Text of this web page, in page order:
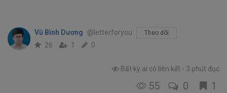
Vũ Bình Dương @letterforyou Theo dõi
26 1 0
Bất kỳ ai có liên kết 3 phút đọc
55 0 1